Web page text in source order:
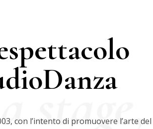
con l’intento di promuovere l’arte